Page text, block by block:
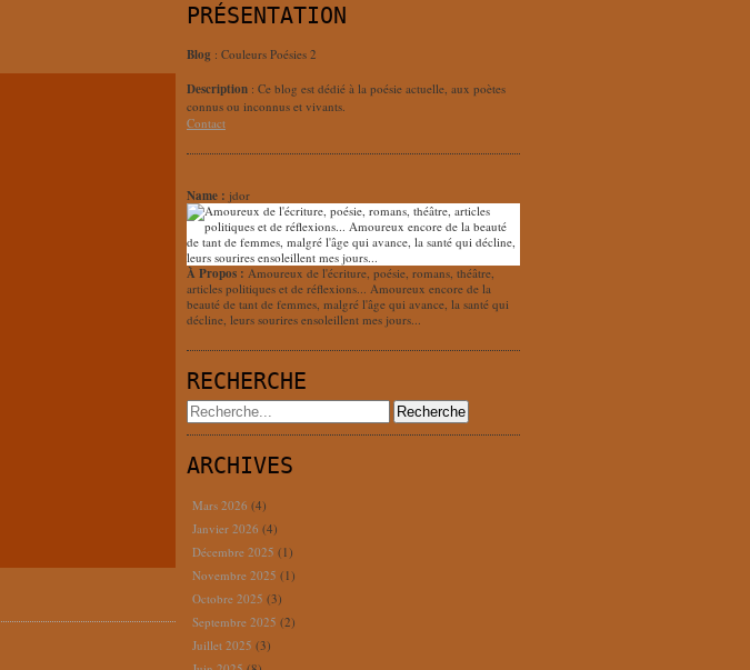
PRÉSENTATION
Blog : Couleurs Poésies 2
Description : Ce blog est dédié à la poésie actuelle, aux poètes
connus ou inconnus et vivants.
Contact
Name : jdor
À Propos : Amoureux de l'écriture, poésie, romans, théâtre,
articles politiques et de réflexions... Amoureux encore de la
beauté de tant de femmes, malgré l'âge qui avance, la santé qui
décline, leurs sourires ensoleillent mes jours...
RECHERCHE
ARCHIVES
Mars 2026 (4)
Janvier 2026 (4)
Décembre 2025 (1)
Novembre 2025 (1)
Octobre 2025 (3)
Septembre 2025 (2)
Juillet 2025 (3)